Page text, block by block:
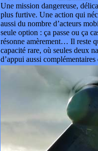
Une mission dangereuse,
plus furtive. Une action qui
aussi du nombre d’acteurs
seule option : ça passe ou ça
résonne amèrement… Il reste
capacité rare, où seules deux
d’appui aussi